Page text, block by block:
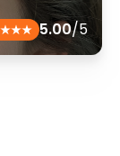
5.00/5